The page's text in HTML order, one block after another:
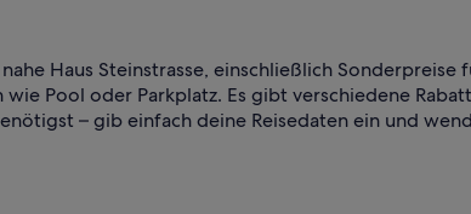
Haus Steinstrasse, einschließlich Sonderpreise
Pool oder Parkplatz. Es gibt verschiedene
– gib einfach deine Reisedaten ein und